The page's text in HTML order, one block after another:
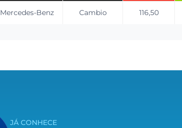
Mercedes-Benz Cambio 116,50
JÁ CONHECE